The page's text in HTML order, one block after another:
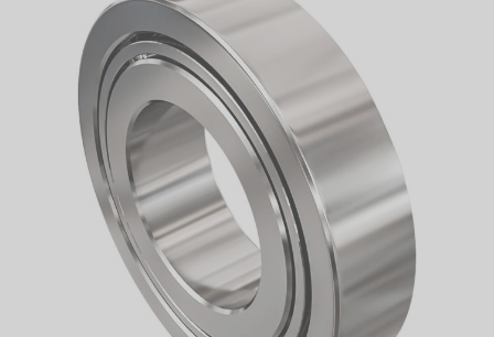
Bildergalerie
springen